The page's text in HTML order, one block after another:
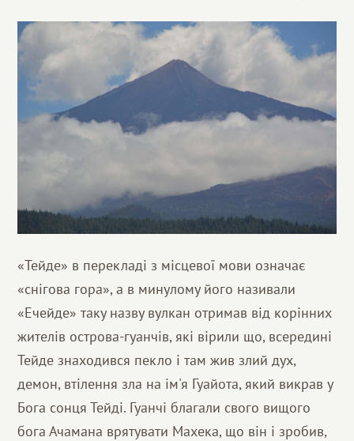
«Тейде» в перекладі з місцевої мови означає
«снігова гора», а в минулому його називали
«Ечейде» таку назву вулкан отримав від корінних
жителів острова-гуанчів, які вірили що, всередині
Тейде знаходився пекло і там жив злий дух,
демон, втілення зла на ім'я Гуайота, який викрав у
Бога сонця Тейді. Гуанчі благали свого вищого
бога Ачамана врятувати Махека, що він і зробив,